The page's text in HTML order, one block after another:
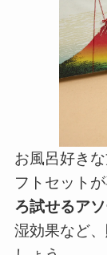
お風呂好き
フトセット
ろ試せるア
湿効果など